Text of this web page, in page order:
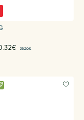
59.20€